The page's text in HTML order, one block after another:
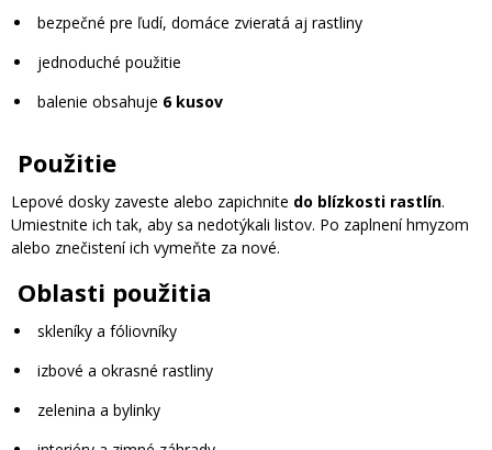
bezpečné pre ľudí, domáce zvieratá aj rastliny
jednoduché použitie
balenie obsahuje 6 kusov
Použitie
Lepové dosky zaveste alebo zapichnite do blízkosti rastlín.
Umiestnite ich tak, aby sa nedotýkali listov. Po zaplnení hmyzom
alebo znečistení ich vymeňte za nové.
Oblasti použitia
skleníky a fóliovníky
izbové a okrasné rastliny
zelenina a bylinky